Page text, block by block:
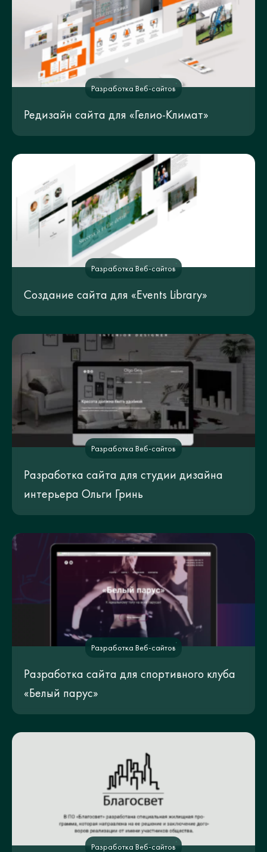
Разработка Веб-сайтов
Редизайн сайта для «Гелио-Климат»
Разработка Веб-сайтов
Создание сайта для «Events Library»
Разработка Веб-сайтов
Разработка сайта для студии дизайна
интерьера Ольги Гринь
Разработка Веб-сайтов
Разработка сайта для спортивного клуба
«Белый парус»
Разработка Веб-сайтов